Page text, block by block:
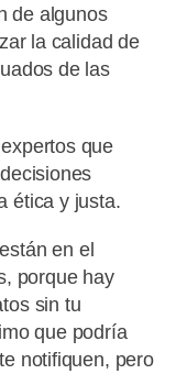
de algunos
la calidad de
de las
que
ética y justa.
en el
porque hay
sin tu
que podría
notifiquen, pero